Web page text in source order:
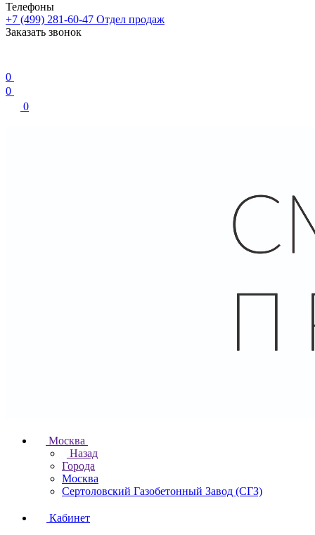
Телефоны
+7 (499) 281-60-47 Отдел продаж
Заказать звонок
0
0
0
Москва
Назад
Города
Москва
Сертоловский Газобетонный Завод (СГЗ)
Кабинет